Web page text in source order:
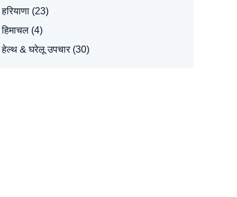
हरियाणा(23)
हिमाचल(4)
हेल्थ & घरेलू उपचार(30)